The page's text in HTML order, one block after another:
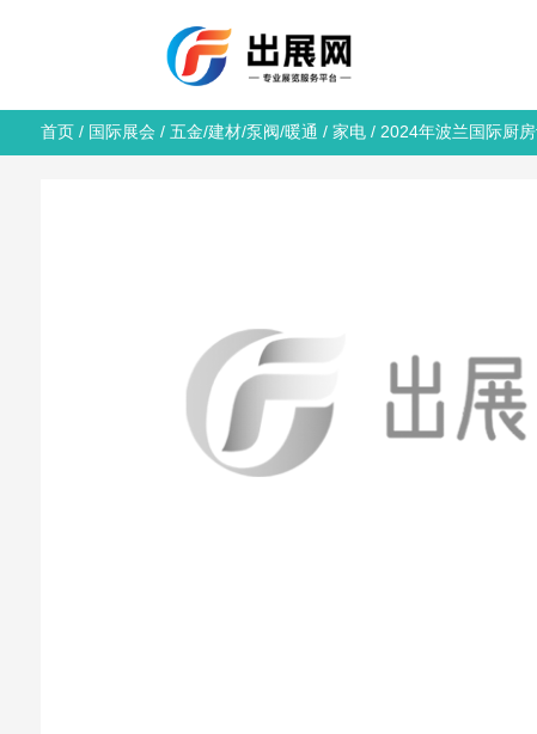
首页/ 国际展会 / 五金/建材/泵阀/暖通 / 家电/ 2024年波兰国际厨